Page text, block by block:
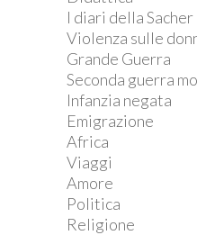
I diari della Sacher
Violenza sulle
Grande Guerra
Seconda guerra
Infanzia negata
Emigrazione
Africa
Viaggi
Amore
Politica
Religione